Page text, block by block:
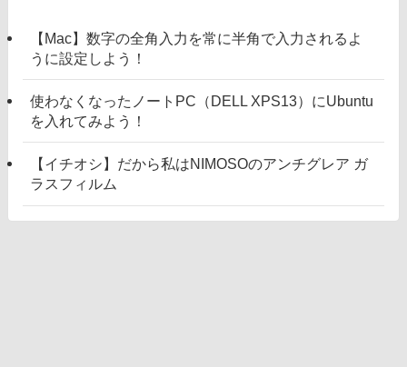
【Mac】数字の全角入力を常に半角で入力されるよ
うに設定しよう！
使わなくなったノートPC（DELL XPS13）にUbuntu
を入れてみよう！
【イチオシ】だから私はNIMOSOのアンチグレア ガ
ラスフィルム